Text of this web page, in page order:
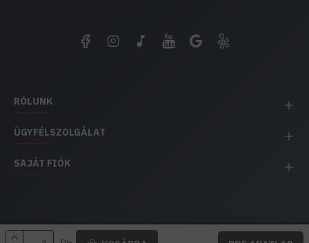
RÓLUNK
ÜGYFÉLSZOLGÁLAT
SAJÁT FIÓK
EH IMPEX / Copyright © 1991-2025 Energia Háza